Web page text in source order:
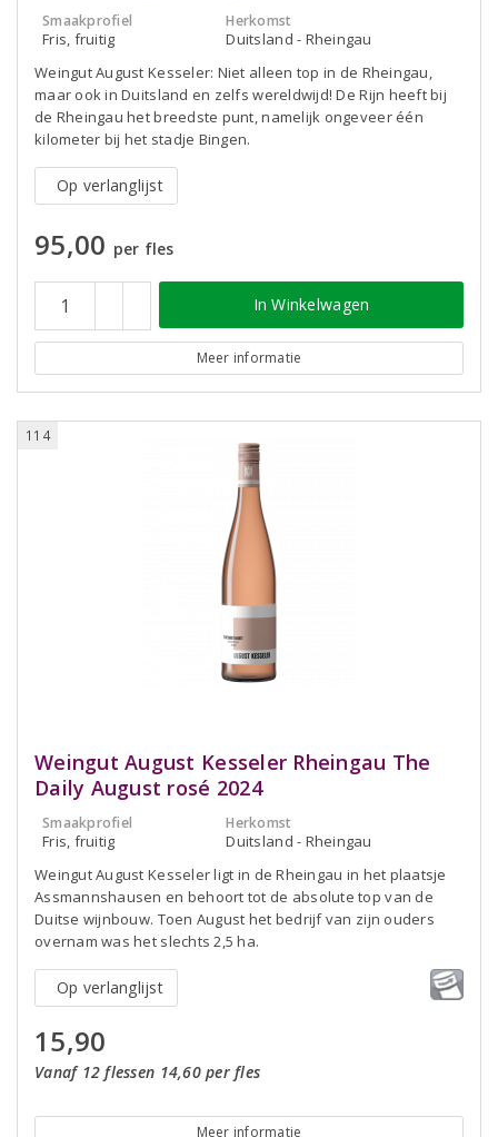
Smaakprofiel
Fris, fruitig
Herkomst
Duitsland - Rheingau
Weingut August Kesseler: Niet alleen top in de Rheingau,
maar ook in Duitsland en zelfs wereldwijd! De Rijn heeft bij
de Rheingau het breedste punt, namelijk ongeveer één
kilometer bij het stadje Bingen.
Op verlanglijst
95,00 per fles
In Winkelwagen
Meer informatie
114
Weingut August Kesseler Rheingau The
Daily August rosé 2024
Smaakprofiel
Fris, fruitig
Herkomst
Duitsland - Rheingau
Weingut August Kesseler ligt in de Rheingau in het plaatsje
Assmannshausen en behoort tot de absolute top van de
Duitse wijnbouw. Toen August het bedrijf van zijn ouders
overnam was het slechts 2,5 ha.
Op verlanglijst
15,90
Vanaf 12 flessen 14,60 per fles
Meer informatie